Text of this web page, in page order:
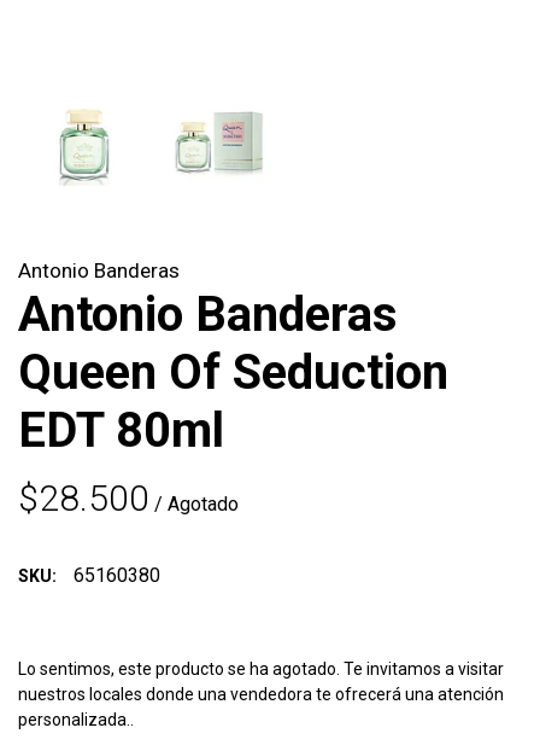
Antonio Banderas
Antonio Banderas
Queen Of Seduction
EDT 80ml
$28.500 / Agotado
SKU: 65160380
Lo sentimos, este producto se ha agotado. Te invitamos a visitar
nuestros locales donde una vendedora te ofrecerá una atención
personalizada..